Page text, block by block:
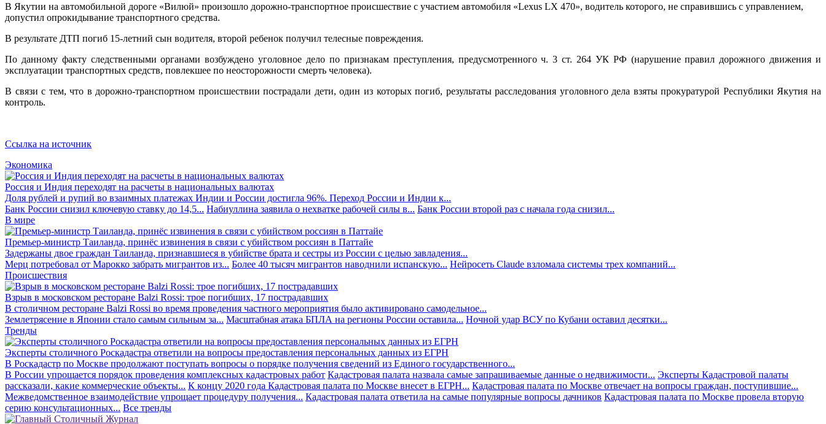
В Якутии на автомобильной дороге «Вилюй» произошло дорожно-транспортное происшествие с участием автомобиля «Lexus LX 470», водитель которого, не справившись с управлением,
допустил опрокидывание транспортного средства.
В результате ДТП погиб 15-летний сын водителя, второй ребенок получил телесные повреждения.
По данному факту следственными органами возбуждено уголовное дело по признакам преступления, предусмотренного ч. 3 ст. 264 УК РФ (нарушение правил дорожного движения и
эксплуатации транспортных средств, повлекшее по неосторожности смерть человека).
В связи с тем, что в дорожно-транспортном происшествии пострадали дети, один из которых погиб, результаты расследования уголовного дела взяты прокуратурой Республики Якутия на
контроль.
Ссылка на источник
Экономика
Россия и Индия переходят на расчеты в национальных валютах
Доля рублей и рупий во взаимных платежах Индии и России достигла 96%. Переход России и Индии к...
Банк России снизил ключевую ставку до 14,5... Набиуллина заявила о нехватке рабочей силы в... Банк России второй раз с начала года снизил...
В мире
Премьер-министр Таиланда, принёс извинения в связи с убийством россиян в Паттайе
Задержаны двое граждан Таиланда, признавшиеся в убийстве брата и сестры из России с целью завладения...
Мерц потребовал от Марокко забрать мигрантов из... Более 40 тысяч мигрантов наводнили испанскую... Нейросеть Claude взломала системы трех компаний...
Происшествия
Взрыв в московском ресторане Balzi Rossi: трое погибших, 17 пострадавших
В столичном ресторане Balzi Rossi во время проведения частного мероприятия было активировано самодельное...
Землетрясение в Японии стало самым сильным за... Масштабная атака БПЛА на регионы России оставила... Ночной удар ВСУ по Кубани оставил десятки...
Тренды
Эксперты столичного Роскадастра ответили на вопросы предоставления персональных данных из ЕГРН
В Роскадастр по Москве продолжают поступать вопросы о порядке получения сведений из Единого государственного...
В России упрощается порядок проведения комплексных кадастровых работ Кадастровая палата назвала самые запрашиваемые данные о недвижимости... Эксперты Кадастровой палаты
рассказали, какие коммерческие объекты... К концу 2020 года Кадастровая палата по Москве внесет в ЕГРН... Кадастровая палата по Москве отвечает на вопросы граждан, поступившие...
Межведомственное взаимодействие упрощает процедуру получения... Кадастровая палата ответила на самые популярные вопросы дачников Кадастровая палата по Москве провела вторую
серию консультационных... Все тренды